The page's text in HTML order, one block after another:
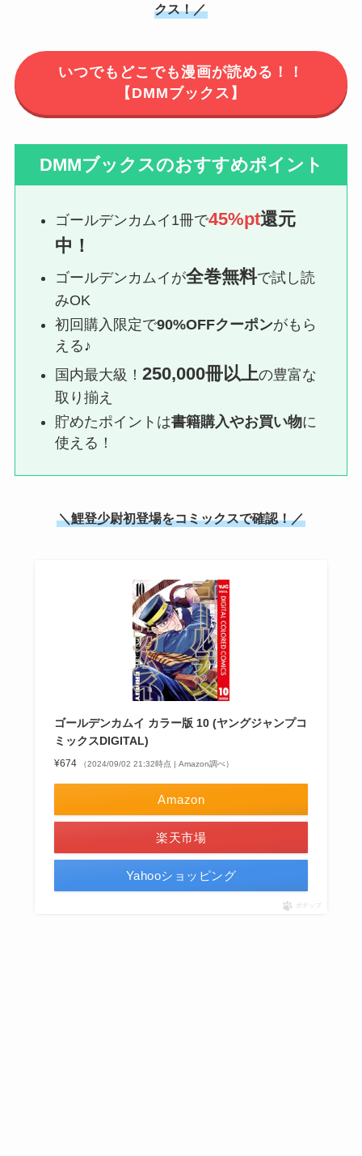
クス！／
いつでもどこでも漫画が読める！！
【DMMブックス】
DMMブックスのおすすめポイント
ゴールデンカムイ1冊で45%pt還元
中！
ゴールデンカムイが全巻無料で試し読
みOK
初回購入限定で90%OFFクーポンがもら
える♪
国内最大級！250,000冊以上の豊富な
取り揃え
貯めたポイントは書籍購入やお買い物に
使える！
＼鯉登少尉初登場をコミックスで確認！／
ゴールデンカムイ カラー版 10 (ヤングジャンプコ
ミックスDIGITAL)
¥674 （2024/09/02 21:32時点 | Amazon調べ）
Amazon
楽天市場
Yahooショッピング
ポチップ